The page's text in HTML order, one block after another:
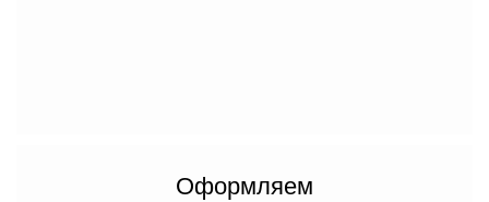
Оформляем